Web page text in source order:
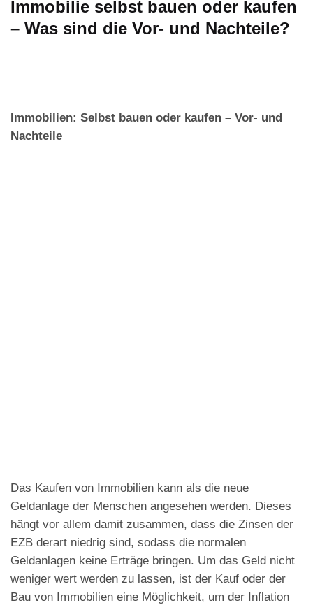
Immobilie selbst bauen oder kaufen
– Was sind die Vor- und Nachteile?
Immobilien: Selbst bauen oder kaufen – Vor- und
Nachteile
Das Kaufen von Immobilien kann als die neue
Geldanlage der Menschen angesehen werden. Dieses
hängt vor allem damit zusammen, dass die Zinsen der
EZB derart niedrig sind, sodass die normalen
Geldanlagen keine Erträge bringen. Um das Geld nicht
weniger wert werden zu lassen, ist der Kauf oder der
Bau von Immobilien eine Möglichkeit, um der Inflation